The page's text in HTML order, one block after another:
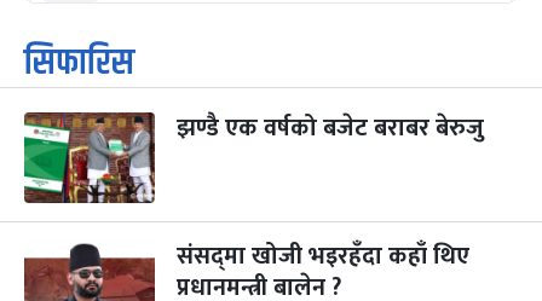
१
आइत
कार्तिक सङ्क्रान्ति
कार्तिक १, २०८३
३
मंगल
महानवमी
कार्तिक ३, २०८३
२ महिना बाँकी
४
कार्तिक ४, २०८३ Oct 21, 2026
सिफारिस
झण्डै एक वर्षको बजेट बराबर बेरुजु
संसद्‌मा खोजी भइरहँदा कहाँ थिए
प्रधानमन्त्री बालेन ?